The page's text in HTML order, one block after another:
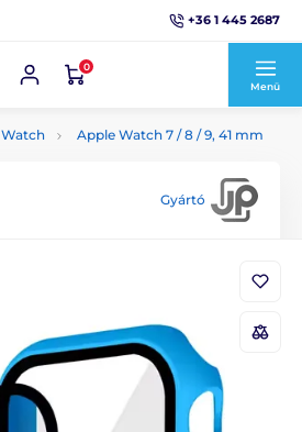
+36 1 445 2687
0
Menü
Watch Apple Watch 7 / 8 / 9, 41 mm
Gyártó